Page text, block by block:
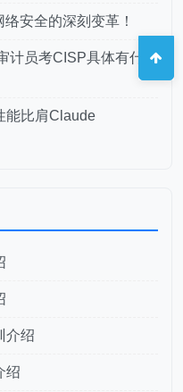
安全的深刻变革！
计员考CISP具体有什么
能比肩Claude
介绍
绍